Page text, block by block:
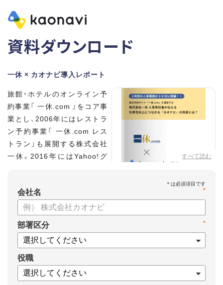
資料ダウンロード
一休 × カオナビ導入レポート
すべて読む
旅館・ホテルのオンライン予
約事業「 一休.com 」をコア事
業とし、2006年にはレストラ
ン予約事業「 一休.com レス
トラン」も展開する株式会社
一休。2016年にはYahoo!グ
す。積極的な採用を進め、社員
数は350名に拡大。いま、自社
を「第二次創業期」と位置づける同社の人事を統括する、執行役
員 CHRO 管理本部長 植村弘子様に「カオナビ」の導入の経緯
から、現在の活用方法と効果を伺いました。
*
会社名
*
部署区分
役職